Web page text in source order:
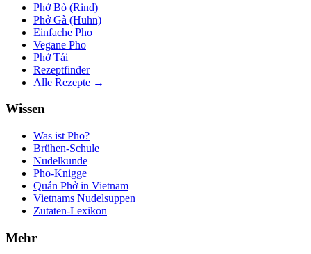
Phở Bò (Rind)
Phở Gà (Huhn)
Einfache Pho
Vegane Pho
Phở Tái
Rezeptfinder
Alle Rezepte →
Wissen
Was ist Pho?
Brühen-Schule
Nudelkunde
Pho-Knigge
Quán Phở in Vietnam
Vietnams Nudelsuppen
Zutaten-Lexikon
Mehr